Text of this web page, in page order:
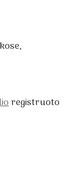
registruoto